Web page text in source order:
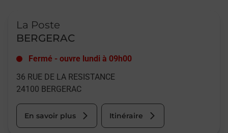
La Poste
BERGERAC
Fermé - ouvre lundi à 09h00
36 RUE DE LA RESISTANCE
24100 BERGERAC
En savoir plus Itinéraire